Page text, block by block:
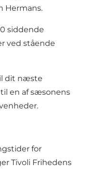
Hermans.
siddende
ved stående
dit næste
en af sæsonens
for
Tivoli Frihedens